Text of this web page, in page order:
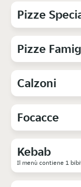
Pizze
Pizze
Calzoni
Focacce
Kebab
Il menù contiene 1